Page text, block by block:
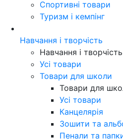
Спортивні товари
Туризм і кемпінг
Навчання і творчість
Навчання і творчість
Усі товари
Товари для школи
Товари для
Усі товари
Канцелярія
Зошити та
Пенали та